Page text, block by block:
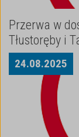
Przerwa w
Tłustoręby i
24.08.2025